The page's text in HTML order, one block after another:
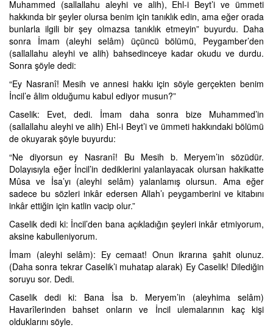
Muhammed (sallallahu aleyhi ve alih), Ehl-i Beyt’i ve ümmeti
hakkında bir şeyler olursa benim için tanıklık edin, ama eğer orada
bunlarla ilgili bir şey olmazsa tanıklık etmeyin” buyurdu. Daha
sonra İmam (aleyhi selâm) üçüncü bölümü, Peygamber’den
(sallallahu aleyhi ve alih) bahsedinceye kadar okudu ve durdu.
Sonra şöyle dedi:
“Ey Nasranî! Mesih ve annesi hakkı için söyle gerçekten benim
İncil’e âlim olduğumu kabul ediyor musun?”
Caselik: Evet, dedi. İmam daha sonra bize Muhammed’in
(sallallahu aleyhi ve alih) Ehl-i Beyt’i ve ümmeti hakkındaki bölümü
de okuyarak şöyle buyurdu:
“Ne diyorsun ey Nasranî! Bu Mesih b. Meryem’in sözüdür.
Dolayısıyla eğer İncil’in dediklerini yalanlayacak olursan hakikatte
Mûsa ve İsa’yı (aleyhi selâm) yalanlamış olursun. Ama eğer
sadece bu sözleri inkâr edersen Allah’ı peygamberini ve kitabını
inkâr ettiğin için katlin vacip olur.”
Caselik dedi ki: İncil’den bana açıkladığın şeyleri inkâr etmiyorum,
aksine kabulleniyorum.
İmam (aleyhi selâm): Ey cemaat! Onun ikrarına şahit olunuz.
(Daha sonra tekrar Caselik’i muhatap alarak) Ey Caselik! Dilediğin
soruyu sor. Dedi.
Caselik dedi ki: Bana İsa b. Meryem’in (aleyhima selâm)
Havarîlerinden bahset onların ve İncil ulemalarının kaç kişi
olduklarını söyle.